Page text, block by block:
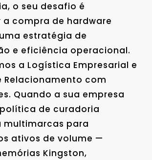
o seu desafio é
compra de hardware
estratégia de
e eficiência operacional.
a Logística Empresarial e
Relacionamento com
Quando a sua empresa
de curadoria
para
ativos de volume —
Kingston,